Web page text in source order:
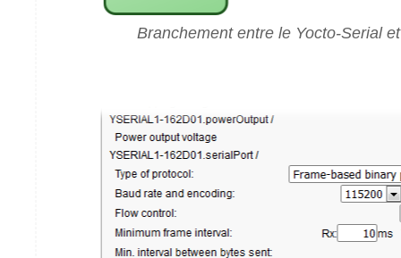
Branchement entre le Yocto-Serial